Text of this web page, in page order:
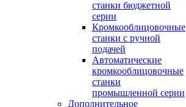
станки бюджетной
серии
Кромкооблицовочные
станки с ручной
подачей
Автоматические
кромкооблицовочные
станки
промышленной серии
Дополнительное